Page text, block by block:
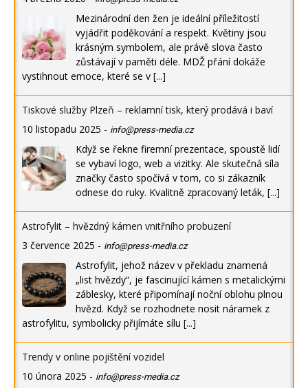
Mezinárodní den žen je ideální příležitostí
vyjádřit poděkování a respekt. Květiny jsou
krásným symbolem, ale právě slova často
zůstávají v paměti déle. MDŽ přání dokáže
vystihnout emoce, které se v [...]
Tiskové služby Plzeň – reklamní tisk, který prodává i baví
10 listopadu 2025 - info@press-media.cz
Když se řekne firemní prezentace, spoustě lidí
se vybaví logo, web a vizitky. Ale skutečná síla
značky často spočívá v tom, co si zákazník
odnese do ruky. Kvalitně zpracovaný leták, [...]
Astrofylit – hvězdný kámen vnitřního probuzení
3 července 2025 - info@press-media.cz
Astrofylit, jehož název v překladu znamená
„list hvězdy“, je fascinující kámen s metalickými
záblesky, které připomínají noční oblohu plnou
hvězd. Když se rozhodnete nosit náramek z
astrofylitu, symbolicky přijímáte sílu [...]
Trendy v online pojištění vozidel
10 února 2025 - info@press-media.cz